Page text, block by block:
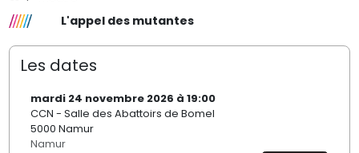
L'appel des mutantes
Les dates
mardi 24 novembre 2026 à 19:00
CCN - Salle des Abattoirs de Bomel
5000 Namur
Namur